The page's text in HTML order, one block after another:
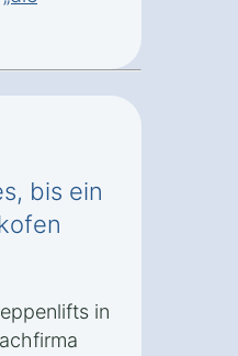
bis ein
in